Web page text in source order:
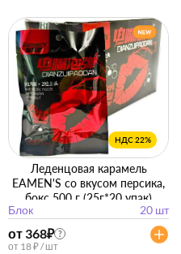
НДС 22%
Леденцовая карамель
EAMEN'S со вкусом персика,
бокс 500 г (25г*20 упак)
Блок
20 шт
от 368₽ ?
от 18 ₽ / шт